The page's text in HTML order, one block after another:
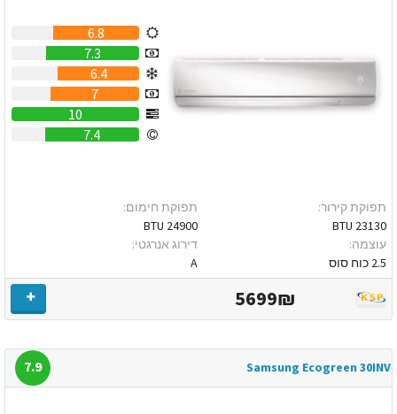
6.8
7.3
6.4
7
10
7.4
תפוקת קירור:
23130 BTU
עוצמה:
2.5 כוח סוס
תפוקת חימום:
24900 BTU
דירוג אנרגטי:
A
5699₪
Samsung Ecogreen 30INV
7.9